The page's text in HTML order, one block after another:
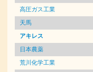
高圧ガス工業
天馬
アキレス
日本農薬
荒川化学工業